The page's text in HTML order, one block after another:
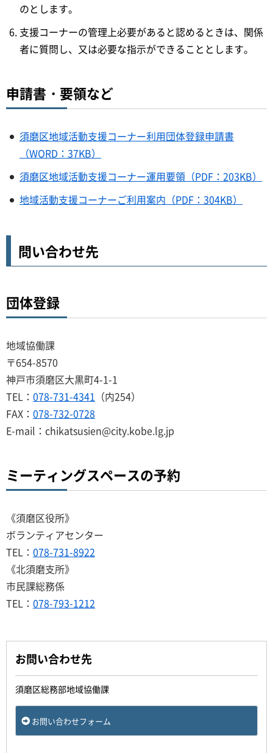
のとします。
支援コーナーの管理上必要があると認めるときは、関係
者に質問し、又は必要な指示ができることとします。
申請書・要領など
須磨区地域活動支援コーナー利用団体登録申請書
（WORD：37KB）
須磨区地域活動支援コーナー運用要領（PDF：203KB）
地域活動支援コーナーご利用案内（PDF：304KB）
問い合わせ先
団体登録
地域協働課
〒654-8570
神戸市須磨区大黒町4-1-1
TEL： 078-731-4341 （内254）
FAX： 078-732-0728
E-mail：chikatsusien@city.kobe.lg.jp
ミーティングスペースの予約
《須磨区役所》
ボランティアセンター
TEL： 078-731-8922
《北須磨支所》
市民課総務係
TEL： 078-793-1212
お問い合わせ先
須磨区総務部地域協働課
お問い合わせフォーム